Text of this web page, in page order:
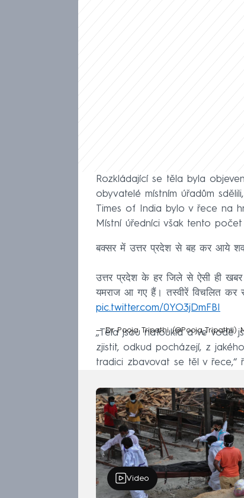
Rozkládající se těla byla
obyvatelé místním úřadům
Times of India bylo v řece na
Místní úředníci však tento
बक्सर में उत्तर प्रदेश से बह कर आये शव
उत्तर प्रदेश के हर जिले से ऐसी ही खबर
यमराज आ गए हैं। तस्वीरें विचलित
pic.twitter.com/0YO3jDmFBI
— Dr Pooja Tripathi (@Pooja_Tripathii)
„Těla jsou nafouklá a ve vodě
zjistit, odkud pocházejí, z
tradici zbavovat se těl v řece,“
Video